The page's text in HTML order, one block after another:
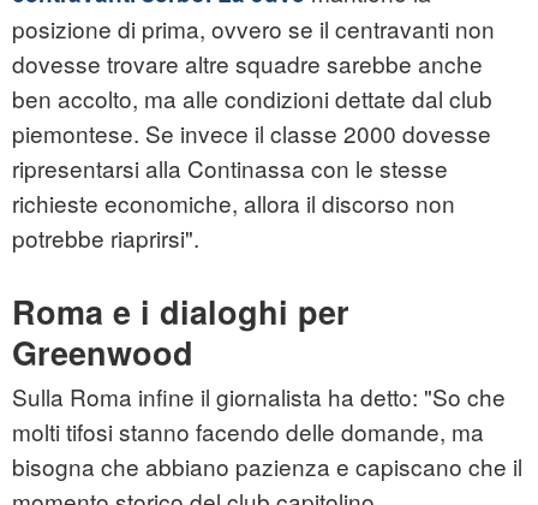
posizione di prima, ovvero se il centravanti non
dovesse trovare altre squadre sarebbe anche
ben accolto, ma alle condizioni dettate dal club
piemontese. Se invece il classe 2000 dovesse
ripresentarsi alla Continassa con le stesse
richieste economiche, allora il discorso non
potrebbe riaprirsi".
Roma e i dialoghi per
Greenwood
Sulla Roma infine il giornalista ha detto: "So che
molti tifosi stanno facendo delle domande, ma
bisogna che abbiano pazienza e capiscano che il